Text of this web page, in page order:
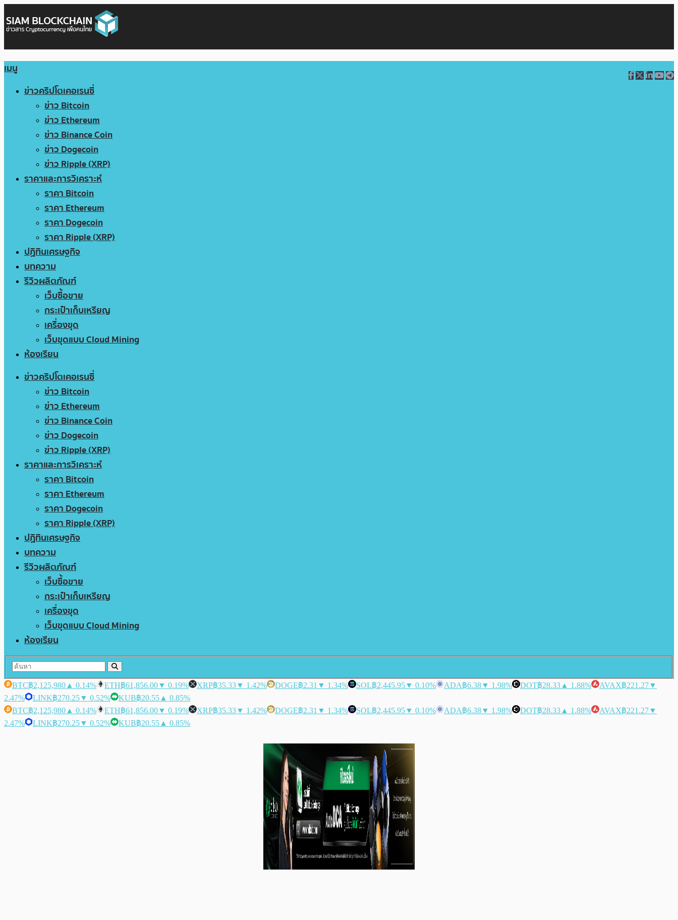
เมนู
ข่าวคริปโตเคอเรนซี่
ข่าว Bitcoin
ข่าว Ethereum
ข่าว Binance Coin
ข่าว Dogecoin
ข่าว Ripple (XRP)
ราคาและการวิเคราะห์
ราคา Bitcoin
ราคา Ethereum
ราคา Dogecoin
ราคา Ripple (XRP)
ปฏิทินเศรษฐกิจ
บทความ
รีวิวผลิตภัณฑ์
เว็บซื้อขาย
กระเป๋าเก็บเหรียญ
เครื่องขุด
เว็บขุดแบบ Cloud Mining
ห้องเรียน
ข่าวคริปโตเคอเรนซี่
ข่าว Bitcoin
ข่าว Ethereum
ข่าว Binance Coin
ข่าว Dogecoin
ข่าว Ripple (XRP)
ราคาและการวิเคราะห์
ราคา Bitcoin
ราคา Ethereum
ราคา Dogecoin
ราคา Ripple (XRP)
ปฏิทินเศรษฐกิจ
บทความ
รีวิวผลิตภัณฑ์
เว็บซื้อขาย
กระเป๋าเก็บเหรียญ
เครื่องขุด
เว็บขุดแบบ Cloud Mining
ห้องเรียน
BTC฿2,125,980 ▲ 0.14% ETH฿61,856.00▼ 0.19% XRP฿35.33▼ 1.42% DOGE฿2.31 ▼ 1.34% SOL฿2,445.95▼ 0.10% ADA฿6.38▼ 1.98% DOT฿28.33 ▲ 1.88% AVAX฿221.27▼
2.47%
LINK฿270.25▼ 0.52% KUB฿20.55 ▲ 0.85%
BTC฿2,125,980 ▲ 0.14% ETH฿61,856.00▼ 0.19% XRP฿35.33▼ 1.42% DOGE฿2.31 ▼ 1.34% SOL฿2,445.95▼ 0.10% ADA฿6.38▼ 1.98% DOT฿28.33 ▲ 1.88% AVAX฿221.27▼
2.47%
LINK฿270.25▼ 0.52% KUB฿20.55 ▲ 0.85%